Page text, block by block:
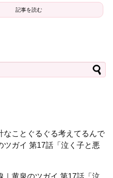
記事を読む
なことぐるぐる考えてるんで
ツガイ 第17話「泣く子と悪
｜黄泉のツガイ 第17話「泣